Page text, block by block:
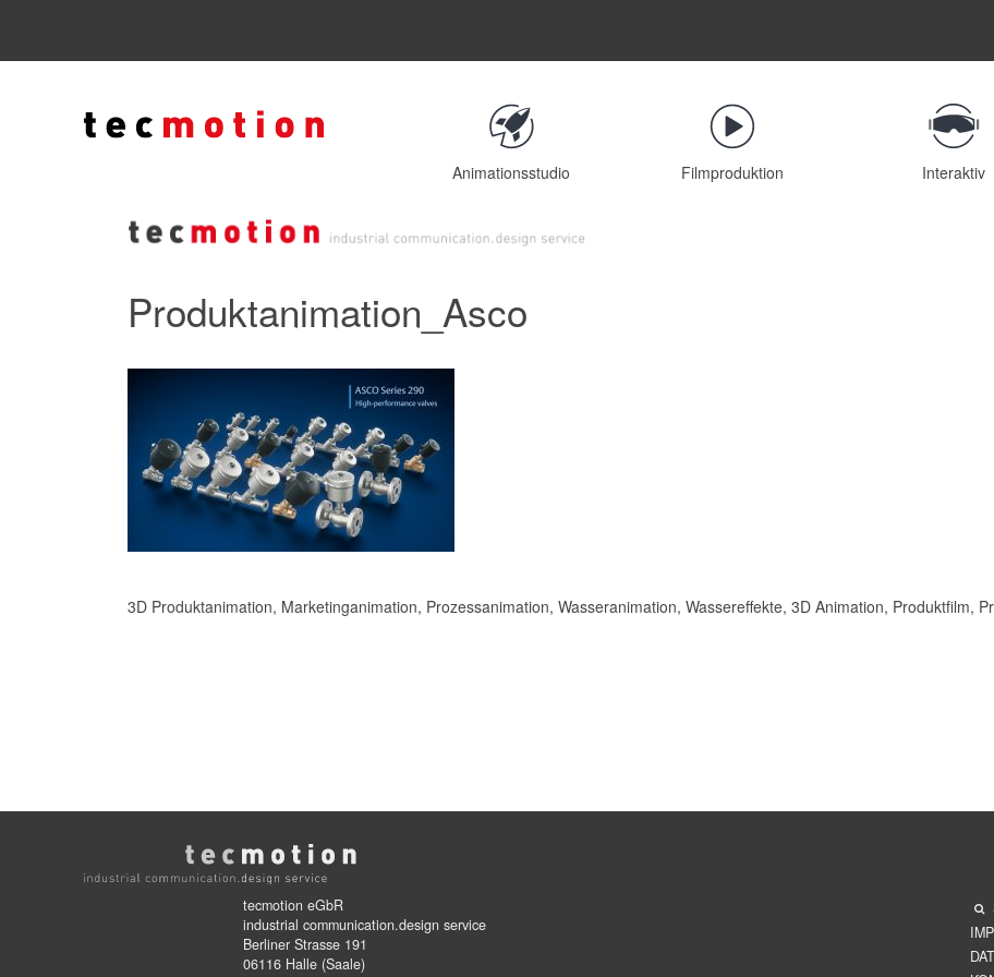
Animationsstudio Filmproduktion Interaktiv
Produktanimation_Asco
3D Produktanimation, Marketinganimation, Prozessanimation, Wasseranimation, Wassereffekte, 3D Animation, Produktfilm,
tecmotion eGbR
industrial communication.design service
Berliner Strasse 191
06116 Halle (Saale)